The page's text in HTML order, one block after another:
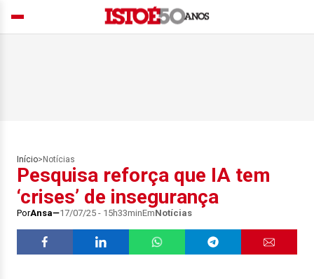
Início> Notícias
Pesquisa reforça que IA tem
‘crises’ de insegurança
PorAnsa 17/07/25 - 15h33minEmNotícias